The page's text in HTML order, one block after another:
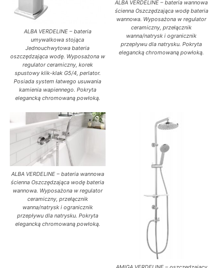
ALBA VERDELINE – bateria
umywalkowa stojąca
Jednouchwytowa bateria
oszczędzająca wodę. Wyposażona w
regulator ceramiczny, korek
spustowy klik-klak G5/4, perlator.
Posiada system łatwego usuwania
kamienia wapiennego. Pokryta
elegancką chromowaną powłoką.
ALBA VERDELINE – bateria wannowa
ścienna Oszczędzająca wodę bateria
wannowa. Wyposażona w regulator
ceramiczny, przełącznik
wanna/natrysk i ogranicznik
przepływu dla natrysku. Pokryta
elegancką chromowaną powłoką.
ALBA VERDELINE – bateria wannowa
ścienna Oszczędzająca wodę bateria
wannowa. Wyposażona w regulator
ceramiczny, przełącznik
wanna/natrysk i ogranicznik
przepływu dla natrysku. Pokryta
elegancką chromowaną powłoką.